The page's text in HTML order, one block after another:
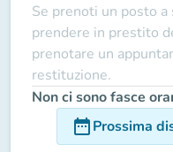
Se prenoti un posto
prendere in prestito
prenotare un
restituzione.
Non ci sono fasce
date_rangeProssima